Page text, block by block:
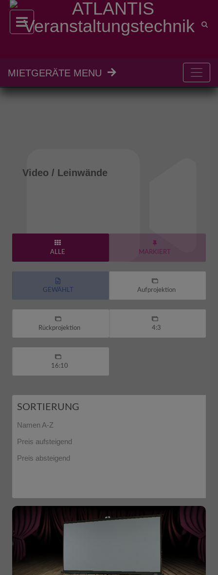
MIETGERÄTE MENU
Video / Leinwände
ALLE MARKIERT
GEWÄHLT Aufprojektion
Rückprojektion 4:3
16:10
SORTIERUNG
Namen A-Z
Preis aufsteigend
Preis absteigend